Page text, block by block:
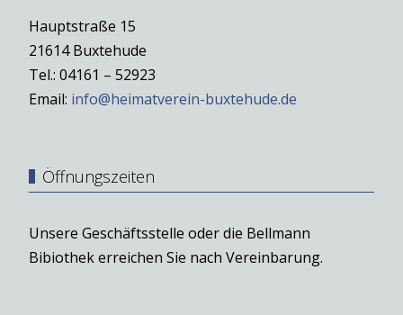
Hauptstraße 15
21614 Buxtehude
Tel.: 04161 – 52923
Email: info@heimatverein-buxtehude.de
Öffnungszeiten
Unsere Geschäftsstelle oder die Bellmann
Bibiothek erreichen Sie nach Vereinbarung.